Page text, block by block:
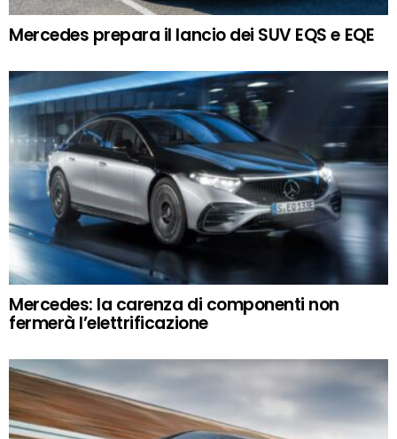
Mercedes prepara il lancio dei SUV EQS e EQE
Mercedes: la carenza di componenti non
fermerà l’elettrificazione